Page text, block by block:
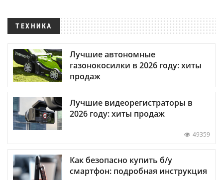
ТЕХНИКА
Лучшие автономные
газонокосилки в 2026 году: хиты
продаж
Лучшие видеорегистраторы в
2026 году: хиты продаж
49359
Как безопасно купить б/у
смартфон: подробная инструкция